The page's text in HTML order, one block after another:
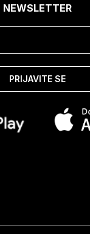
NEWSLETTER
PRIJAVITE SE